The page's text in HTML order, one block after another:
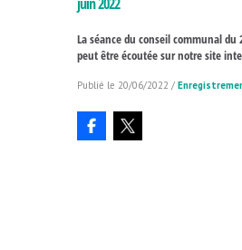
La séance du conseil communal du
peut être écoutée sur notre site
20/06/2022 /